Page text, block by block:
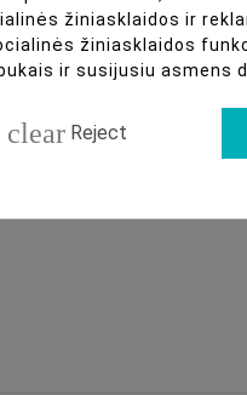
žiniasklaidos ir
žiniasklaidos
ir susijusiu asmens
clear Reject